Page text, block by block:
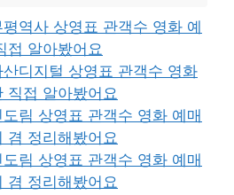
역사 상영표 관객수 영화 예
접 알아봤어요
디지털 상영표 관객수 영화
직접 알아봤어요
림 상영표 관객수 영화 예매
겸 정리해봤어요
림 상영표 관객수 영화 예매
겸 정리해봤어요